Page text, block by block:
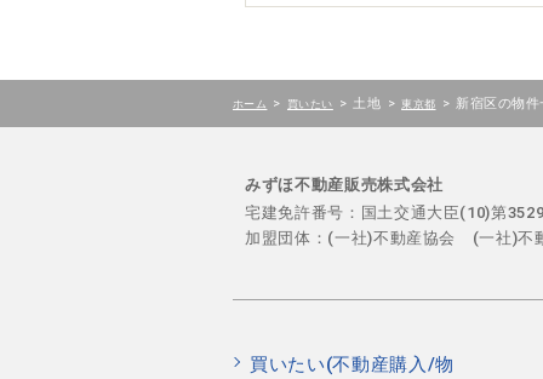
ホーム > 買いたい > 土地 > 東京都 > 新宿区の物件
みずほ不動産販売株式会社
宅建免許番号：国土交通大臣(10)第
加盟団体：(一社)不動産協会 (一社)
買いたい(不動産購入/物